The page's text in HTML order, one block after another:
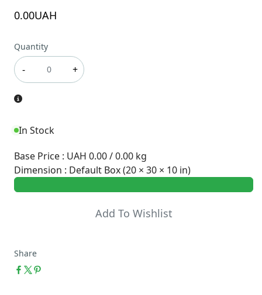
0.00UAH
Quantity
- +
In Stock
Base Price : UAH 0.00 / 0.00 kg
Dimension : Default Box (20 × 30 × 10 in)
Add To Wishlist
Share